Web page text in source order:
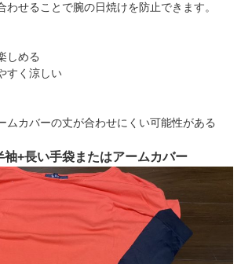
わせることで腕の日焼けを防止できます。
しめる
すく涼しい
ムカバーの丈が合わせにくい可能性がある
+長い手袋またはアームカバー